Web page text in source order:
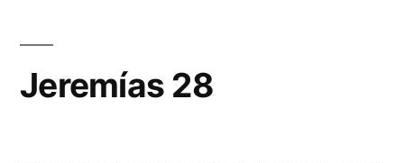
Jeremías 28